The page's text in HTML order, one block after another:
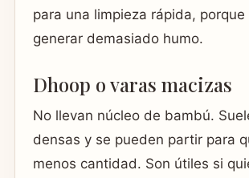
para una limpieza rápida, porque
generar demasiado humo.
Dhoop o varas macizas
No llevan núcleo de bambú.
densas y se pueden partir para
menos cantidad. Son útiles si